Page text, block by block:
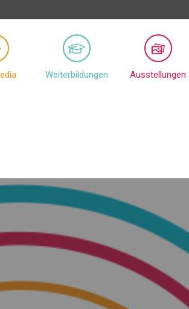
Weiterbildungen Ausstellungen